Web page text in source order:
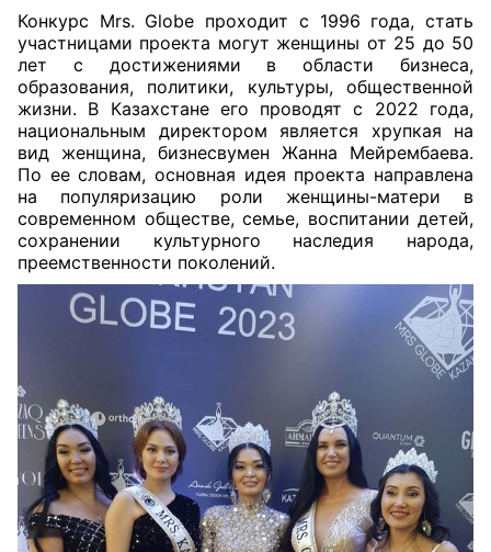
Конкурс Mrs. Globe проходит с 1996 года, стать
участницами проекта могут женщины от 25 до 50
лет с достижениями в области бизнеса,
образования, политики, культуры, общественной
жизни. В Казахстане его проводят с 2022 года,
национальным директором является хрупкая на
вид женщина, бизнесвумен Жанна Мейрембаева.
По ее словам, основная идея проекта направлена
на популяризацию роли женщины-матери в
современном обществе, семье, воспитании детей,
сохранении культурного наследия народа,
преемственности поколений.